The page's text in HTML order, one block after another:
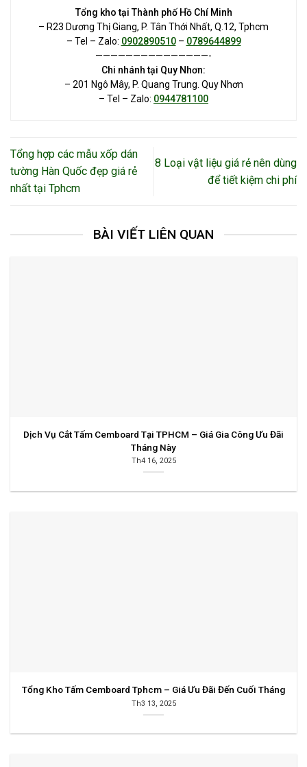
Tổng kho tại Thành phố Hồ Chí Minh
– R23 Dương Thị Giang, P. Tân Thới Nhất, Q.12, Tphcm
– Tel – Zalo: 0902890510– 0789644899
———————————————-
Chi nhánh tại Quy Nhơn:
– 201 Ngô Mây, P. Quang Trung. Quy Nhơn
– Tel – Zalo: 0944781100
Tổng hợp các mẫu xốp dán
tường Hàn Quốc đẹp giá rẻ
nhất tại Tphcm
8 Loại vật liệu giá rẻ nên dùng
để tiết kiệm chi phí
BÀI VIẾT LIÊN QUAN
Dịch Vụ Cắt Tấm Cemboard Tại TPHCM – Giá Gia Công Ưu Đãi
Tháng Này
Th4 16, 2025
Tổng Kho Tấm Cemboard Tphcm – Giá Ưu Đãi Đến Cuối Tháng
Th3 13, 2025